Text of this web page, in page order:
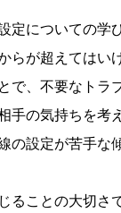
定についての学
らが超えてはい
で、不要なトラ
手の気持ちを考
の設定が苦手な
ることの大切さ